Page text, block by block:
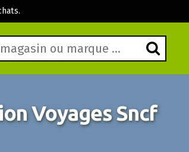
Voyages Sncf